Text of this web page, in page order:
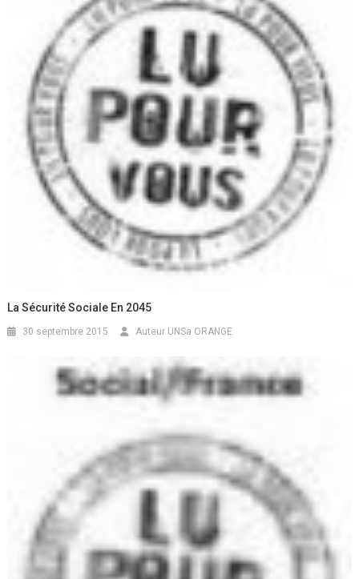
La Sécurité Sociale En 2045
30 septembre 2015 Auteur UNSa ORANGE